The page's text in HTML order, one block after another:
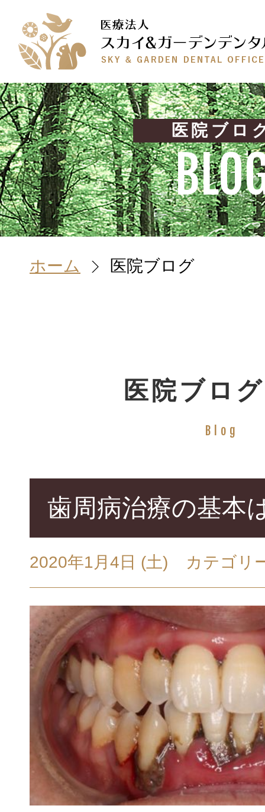
STAFF
院長＆スタッ
TREATMENT
虫歯治療
ホワイトニング
（歯茎のホワイトニング）
小児歯科・小児矯正
女性の心と体をサポートする
歯科医療（マタニティ歯科）
GALLERY
設備・院内
FLOW
初診の方へ・治
ABOUT
医院案内・ア
料金表
医院ブロ
ホーム 医院ブログ
医院ブロ
Blog
歯周病治療の基本
2020年1月4日 (土) カテゴリ